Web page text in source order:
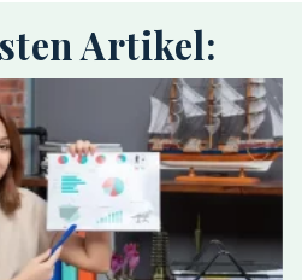
Artikel: